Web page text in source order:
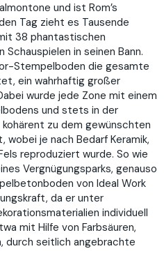
und ist Rom’s
Tag zieht es Tausende
38 phantastischen
in seinen Bann.
Stempelboden die gesamte
ein wahrhaftig großer
wurde jede Zone mit einem
und stets in der
zu dem gewünschten
je nach Bedarf Keramik,
reproduziert wurde. So wie
Vergnügungsparks, genauso
von Ideal Work
da er unter
individuell
mit Hilfe von Farbsäuren,
durch seitlich angebrachte